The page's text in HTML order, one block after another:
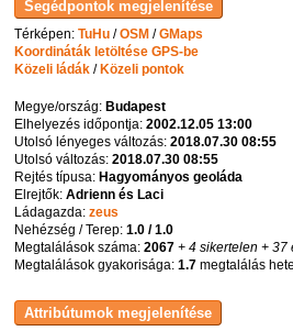
Térképen:TuHu /OSM /GMaps
Koordináták letöltése GPS-be
Közeli ládák / Közeli pontok
Megye/ország: Budapest
Elhelyezés időpontja:2002.12.05 13:00
Utolsó lényeges változás:2018.07.30 08:55
Utolsó változás:2018.07.30 08:55
Rejtés típusa: Hagyományos geoláda
Elrejtők:Adrienn és Laci
Ládagazda:zeus
Nehézség / Terep:1.0 / 1.0
Megtalálások száma:2067 + 4 sikertelen + 37
Megtalálások gyakorisága:1.7 megtalálás